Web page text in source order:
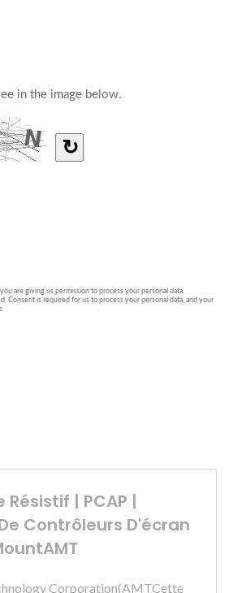
Résistif | PCAP |
Contrôleurs D'écran
Corporation(AMTCette